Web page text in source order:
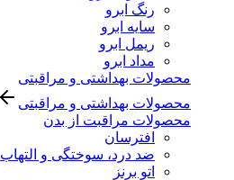
رنگ ابرو
سایه ابرو
ریمل ابرو
مداد ابرو
محصولات بهداشتی و مراقبتی
محصولات بهداشتی و مراقبتی
محصولات مراقبت از بدن
افترسان
ضد درد، سوختگی و التهاب
اتو برنز